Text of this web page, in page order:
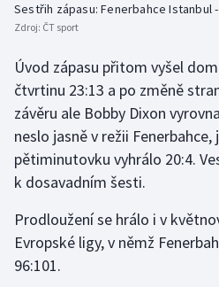
Judo
Krasobruslení
Lezení
Lyže a snowboard
Motorsport
Sestřih zápasu: Fenerbahce Istanbul -
Zdroj: ČT sport
Úvod zápasu přitom vyšel
čtvrtinu 23:13 a po změně
závěru ale Bobby Dixon
neslo jasně v režii Fenerbahce,
pětiminutovku vyhrálo 20:4.
k dosavadním šesti.
Prodloužení se hrálo i v
Evropské ligy, v němž
96:101.